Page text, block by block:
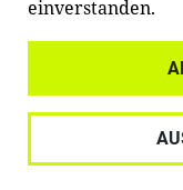
und anderen
einverstanden.